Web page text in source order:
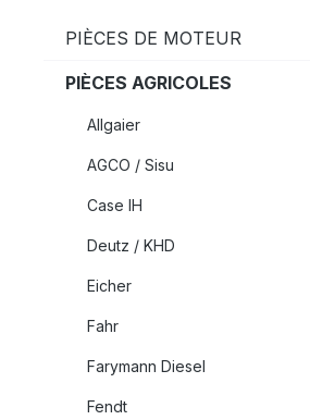
PIÈCES DE MOTEUR
PIÈCES AGRICOLES
Allgaier
AGCO / Sisu
Case IH
Deutz / KHD
Eicher
Fahr
Farymann Diesel
Fendt